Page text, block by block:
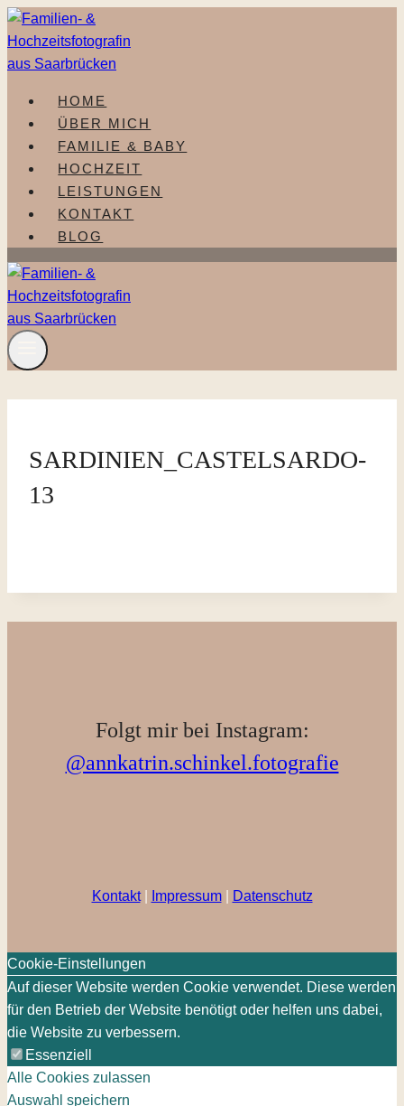
Zum
Inhalt
springen
HOME
ÜBER MICH
FAMILIE & BABY
HOCHZEIT
LEISTUNGEN
KONTAKT
BLOG
SARDINIEN_CASTELSARDO-
13
Folgt mir bei Instagram:
@annkatrin.schinkel.fotografie
Kontakt| Impressum| Datenschutz
Cookie-Einstellungen
Auf dieser Website werden Cookie verwendet. Diese werden
für den Betrieb der Website benötigt oder helfen uns dabei,
die Website zu verbessern.
Essenziell
Alle Cookies zulassen
Auswahl speichern